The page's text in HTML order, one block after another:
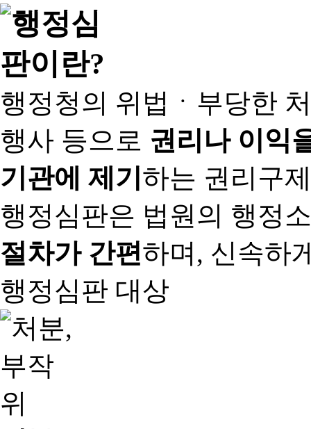
행정청의 위법ㆍ부당한
행사 등으로 권리나 이익
기관에 제기하는 권리구
행정심판은 법원의 행정
절차가 간편하며, 신속하
행정심판 대상